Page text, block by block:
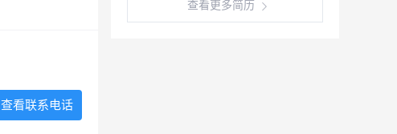
查看更多简历
查看联系电话